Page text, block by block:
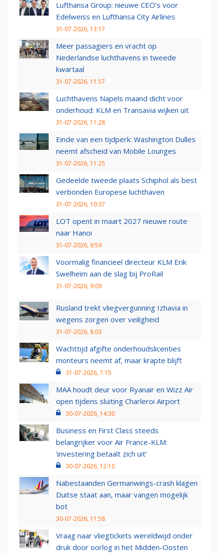
Lufthansa Group: nieuwe CEO’s voor
Edelweiss en Lufthansa City Airlines
31-07-2026, 13:17
Meer passagiers en vracht op
Nederlandse luchthavens in tweede
kwartaal
31-07-2026, 11:57
Luchthavens Napels maand dicht voor
onderhoud: KLM en Transavia wijken uit
31-07-2026, 11:28
Einde van een tijdperk: Washington Dulles
neemt afscheid van Mobile Lounges
31-07-2026, 11:25
Gedeelde tweede plaats Schiphol als best
verbonden Europese luchthaven
31-07-2026, 10:37
LOT opent in maart 2027 nieuwe route
naar Hanoi
31-07-2026, 9:59
Voormalig financieel directeur KLM Erik
Swelheim aan de slag bij ProRail
31-07-2026, 9:09
Rusland trekt vliegvergunning Izhavia in
wegens zorgen over veiligheid
31-07-2026, 8:03
Wachttijd afgifte onderhoudslicenties
monteurs neemt af, maar krapte blijft
31-07-2026, 7:15
MAA houdt deur voor Ryanair en Wizz Air
open tijdens sluiting Charleroi Airport
30-07-2026, 14:30
Business en First Class steeds
belangrijker voor Air France-KLM:
‘investering betaalt zich uit’
30-07-2026, 12:10
Nabestaanden Germanwings-crash klagen
Duitse staat aan, maar vangen mogelijk
bot
30-07-2026, 11:58
Vraag naar vliegtickets wereldwijd onder
druk door oorlog in het Midden-Oosten